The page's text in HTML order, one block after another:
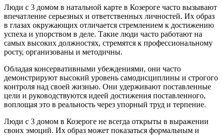
Люди с 3 домом в натальной карте в Козероге часто вызывают
впечатление серьезных и ответственных личностей. Их образ
в глазах окружающих отличается стремлением к достижению
успеха и упорством в деле. Такие люди часто работают на
самых высоких должностях, стремятся к профессиональному
росту, организованы и методичны.
Обладая консервативными убеждениями, они часто
демонстрируют высокий уровень самодисциплины и строгого
контроля над своей жизнью. Они удерживают поставленные
цели и руководствуются идеей достижения поставленного,
воплощая это в реальность через упорный труд и терпение.
Люди с 3 домом в Козероге не всегда открыты в выражении
своих эмоций. Их образ может показаться формальным и